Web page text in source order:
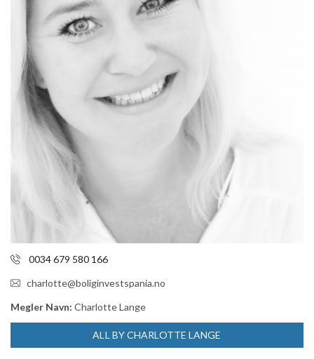
0034 679 580 166
charlotte@boliginvestspania.no
Megler Navn: Charlotte Lange
ALL BY CHARLOTTE LANGE